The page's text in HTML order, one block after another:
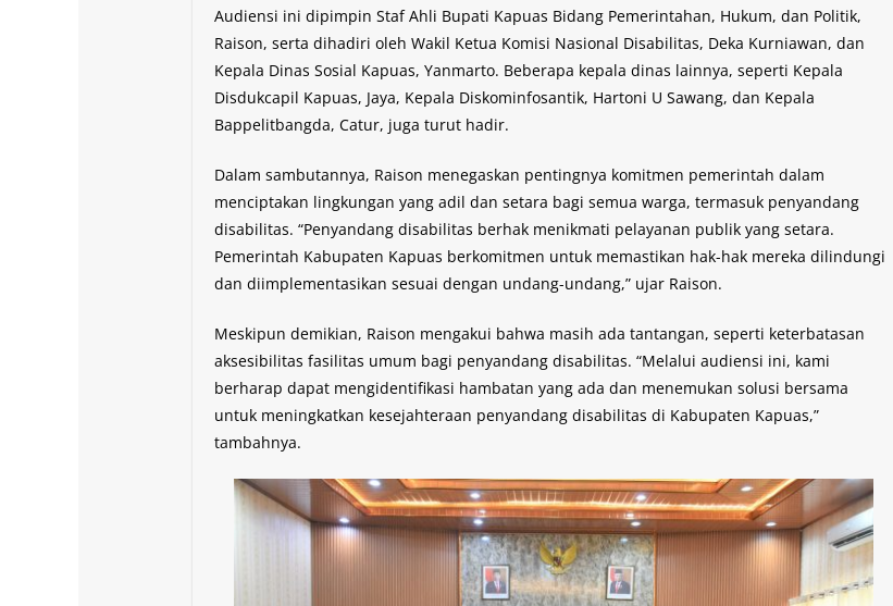
Audiensi ini dipimpin Staf Ahli Bupati Kapuas Bidang Pemerintahan, Hukum, dan Politik,
Raison, serta dihadiri oleh Wakil Ketua Komisi Nasional Disabilitas, Deka Kurniawan, dan
Kepala Dinas Sosial Kapuas, Yanmarto. Beberapa kepala dinas lainnya, seperti Kepala
Disdukcapil Kapuas, Jaya, Kepala Diskominfosantik, Hartoni U Sawang, dan Kepala
Bappelitbangda, Catur, juga turut hadir.
Dalam sambutannya, Raison menegaskan pentingnya komitmen pemerintah dalam
menciptakan lingkungan yang adil dan setara bagi semua warga, termasuk penyandang
disabilitas. “Penyandang disabilitas berhak menikmati pelayanan publik yang setara.
Pemerintah Kabupaten Kapuas berkomitmen untuk memastikan hak-hak mereka dilindungi
dan diimplementasikan sesuai dengan undang-undang,” ujar Raison.
Meskipun demikian, Raison mengakui bahwa masih ada tantangan, seperti keterbatasan
aksesibilitas fasilitas umum bagi penyandang disabilitas. “Melalui audiensi ini, kami
berharap dapat mengidentifikasi hambatan yang ada dan menemukan solusi bersama
untuk meningkatkan kesejahteraan penyandang disabilitas di Kabupaten Kapuas,”
tambahnya.